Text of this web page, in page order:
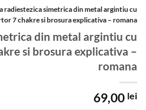
radiestezica simetrica din metal argintiu cu
7 chakre si brosura explicativa – romana
din metal argintiu cu
si brosura explicativa –
romana
69,00 lei